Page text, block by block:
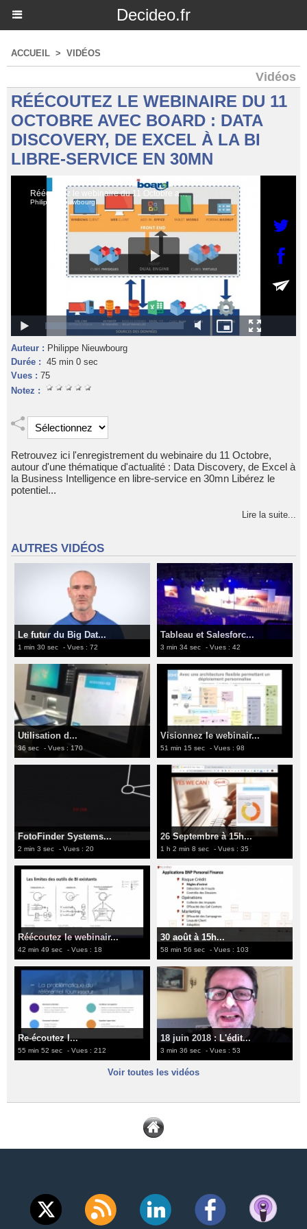
Decideo.fr
ACCUEIL > VIDÉOS
Vidéos
RÉÉCOUTEZ LE WEBINAIRE DU 11
OCTOBRE AVEC BOARD : DATA
DISCOVERY, DE EXCEL À LA BI
LIBRE-SERVICE EN 30MN
Auteur : Philippe Nieuwbourg
Durée : 45 min 0 sec
Vues : 75
Notez :
Retrouvez ici l'enregistrement du webinaire du 11 Octobre,
autour d'une thématique d'actualité : Data Discovery, de Excel à
la Business Intelligence en libre-service en 30mn Libérez le
potentiel...
Lire la suite...
AUTRES VIDÉOS
Le futur du Big Dat...
1 min 30 sec - Vues : 72
Tableau et Salesforc...
3 min 34 sec - Vues : 42
Utilisation d...
36 sec - Vues : 170
Visionnez le webinair...
51 min 15 sec - Vues : 98
FotoFinder Systems...
2 min 3 sec - Vues : 20
26 Septembre à 15h...
1 h 2 min 8 sec - Vues : 35
Réécoutez le webinair...
42 min 49 sec - Vues : 18
30 août à 15h...
58 min 56 sec - Vues : 103
Re-écoutez l...
55 min 52 sec - Vues : 212
18 juin 2018 : L'édit...
3 min 36 sec - Vues : 53
Voir toutes les vidéos